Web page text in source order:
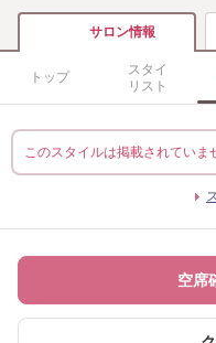
サロン情報
トップ
スタイ
リスト
このスタイルは掲載されていま
空席